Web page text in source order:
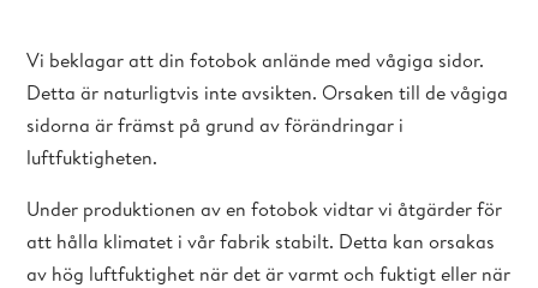
Vi beklagar att din fotobok anlände med vågiga sidor.
Detta är naturligtvis inte avsikten. Orsaken till de vågiga
sidorna är främst på grund av förändringar i
luftfuktigheten.
Under produktionen av en fotobok vidtar vi åtgärder för
att hålla klimatet i vår fabrik stabilt. Detta kan orsakas
av hög luftfuktighet när det är varmt och fuktigt eller när